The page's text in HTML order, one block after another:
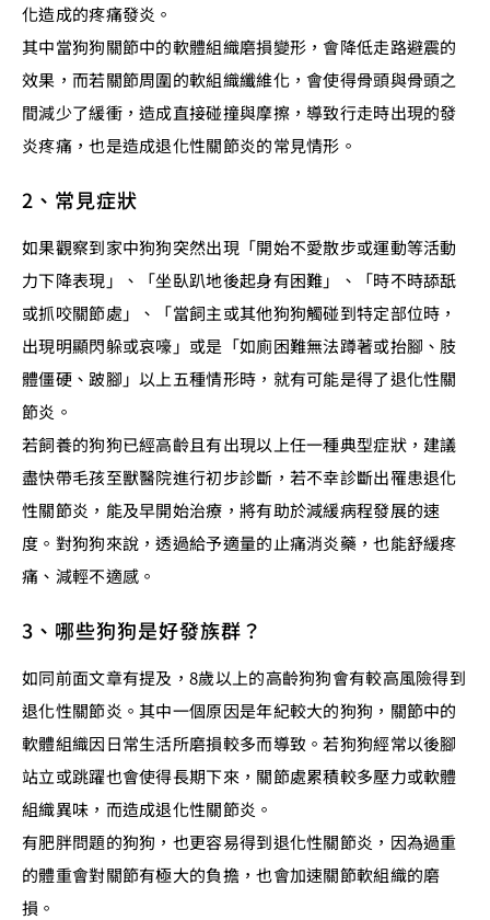
化造成的疼痛發炎。
其中當狗狗關節中的軟體組織磨損變形，會降低走路避震的
效果，而若關節周圍的軟組織纖維化，會使得骨頭與骨頭之
間減少了緩衝，造成直接碰撞與摩擦，導致行走時出現的發
炎疼痛，也是造成退化性關節炎的常見情形。
2、常見症狀
如果觀察到家中狗狗突然出現「開始不愛散步或運動等活動
力下降表現」、「坐臥趴地後起身有困難」、「時不時舔舐
或抓咬關節處」、「當飼主或其他狗狗觸碰到特定部位時，
出現明顯閃躲或哀嚎」或是「如廁困難無法蹲著或抬腳、肢
體僵硬、跛腳」以上五種情形時，就有可能是得了退化性關
節炎。
若飼養的狗狗已經高齡且有出現以上任一種典型症狀，建議
盡快帶毛孩至獸醫院進行初步診斷，若不幸診斷出罹患退化
性關節炎，能及早開始治療，將有助於減緩病程發展的速
度。對狗狗來說，透過給予適量的止痛消炎藥，也能舒緩疼
痛、減輕不適感。
3、哪些狗狗是好發族群？
如同前面文章有提及，8歲以上的高齡狗狗會有較高風險得到
退化性關節炎。其中一個原因是年紀較大的狗狗，關節中的
軟體組織因日常生活所磨損較多而導致。若狗狗經常以後腳
站立或跳躍也會使得長期下來，關節處累積較多壓力或軟體
組織異味，而造成退化性關節炎。
有肥胖問題的狗狗，也更容易得到退化性關節炎，因為過重
的體重會對關節有極大的負擔，也會加速關節軟組織的磨
損。